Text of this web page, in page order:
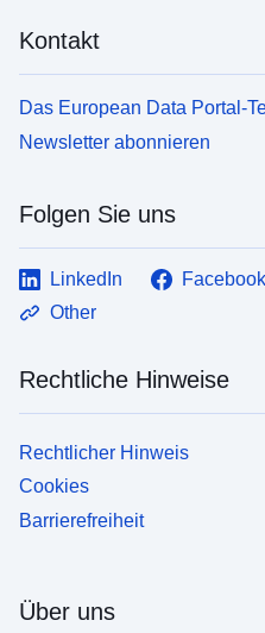
Kontakt
Das European Data Portal-
Newsletter abonnieren
Folgen Sie uns
LinkedIn Facebook
Other
Rechtliche Hinweise
Rechtlicher Hinweis
Cookies
Barrierefreiheit
Über uns